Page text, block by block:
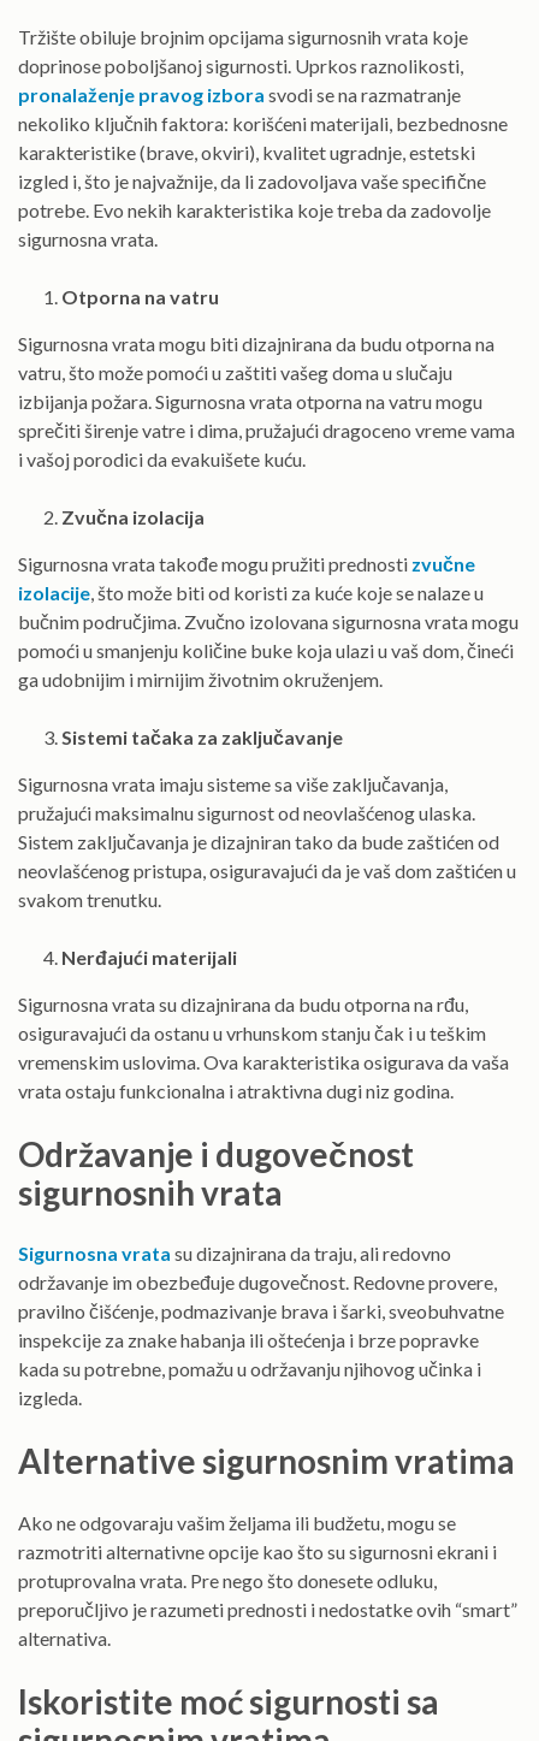
Tržište obiluje brojnim opcijama sigurnosnih vrata koje
doprinose poboljšanoj sigurnosti. Uprkos raznolikosti,
pronalaženje pravog izbora svodi se na razmatranje
nekoliko ključnih faktora: korišćeni materijali, bezbednosne
karakteristike (brave, okviri), kvalitet ugradnje, estetski
izgled i, što je najvažnije, da li zadovoljava vaše specifične
potrebe. Evo nekih karakteristika koje treba da zadovolje
sigurnosna vrata.
Otporna na vatru
Sigurnosna vrata mogu biti dizajnirana da budu otporna na
vatru, što može pomoći u zaštiti vašeg doma u slučaju
izbijanja požara. Sigurnosna vrata otporna na vatru mogu
sprečiti širenje vatre i dima, pružajući dragoceno vreme vama
i vašoj porodici da evakuišete kuću.
Zvučna izolacija
Sigurnosna vrata takođe mogu pružiti prednosti zvučne
izolacije, što može biti od koristi za kuće koje se nalaze u
bučnim područjima. Zvučno izolovana sigurnosna vrata mogu
pomoći u smanjenju količine buke koja ulazi u vaš dom, čineći
ga udobnijim i mirnijim životnim okruženjem.
Sistemi tačaka za zaključavanje
Sigurnosna vrata imaju sisteme sa više zaključavanja,
pružajući maksimalnu sigurnost od neovlašćenog ulaska.
Sistem zaključavanja je dizajniran tako da bude zaštićen od
neovlašćenog pristupa, osiguravajući da je vaš dom zaštićen u
svakom trenutku.
Nerđajući materijali
Sigurnosna vrata su dizajnirana da budu otporna na rđu,
osiguravajući da ostanu u vrhunskom stanju čak i u teškim
vremenskim uslovima. Ova karakteristika osigurava da vaša
vrata ostaju funkcionalna i atraktivna dugi niz godina.
Održavanje i dugovečnost
sigurnosnih vrata
Sigurnosna vrata su dizajnirana da traju, ali redovno
održavanje im obezbeđuje dugovečnost. Redovne provere,
pravilno čišćenje, podmazivanje brava i šarki, sveobuhvatne
inspekcije za znake habanja ili oštećenja i brze popravke
kada su potrebne, pomažu u održavanju njihovog učinka i
izgleda.
Alternative sigurnosnim vratima
Ako ne odgovaraju vašim željama ili budžetu, mogu se
razmotriti alternativne opcije kao što su sigurnosni ekrani i
protuprovalna vrata. Pre nego što donesete odluku,
preporučljivo je razumeti prednosti i nedostatke ovih “smart”
alternativa.
Iskoristite moć sigurnosti sa